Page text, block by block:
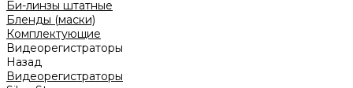
Би-линзы штатные
Бленды (маски)
Комплектующие
Видеорегистраторы
Назад
Видеорегистраторы